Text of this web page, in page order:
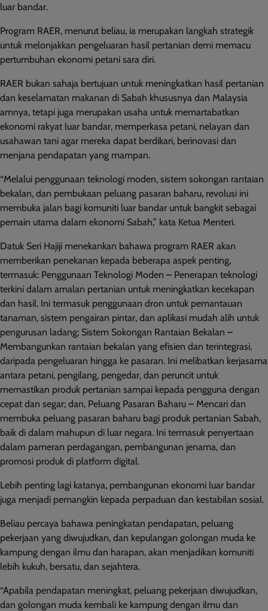
luar bandar.
Program RAER, menurut beliau, ia merupakan langkah strategik
untuk melonjakkan pengeluaran hasil pertanian demi memacu
pertumbuhan ekonomi petani sara diri.
RAER bukan sahaja bertujuan untuk meningkatkan hasil pertanian
dan keselamatan makanan di Sabah khususnya dan Malaysia
amnya, tetapi juga merupakan usaha untuk memartabatkan
ekonomi rakyat luar bandar, memperkasa petani, nelayan dan
usahawan tani agar mereka dapat berdikari, berinovasi dan
menjana pendapatan yang mampan.
“Melalui penggunaan teknologi moden, sistem sokongan rantaian
bekalan, dan pembukaan peluang pasaran baharu, revolusi ini
membuka jalan bagi komuniti luar bandar untuk bangkit sebagai
pemain utama dalam ekonomi Sabah,” kata Ketua Menteri.
Datuk Seri Hajiji menekankan bahawa program RAER akan
memberikan penekanan kepada beberapa aspek penting,
termasuk: Penggunaan Teknologi Moden – Penerapan teknologi
terkini dalam amalan pertanian untuk meningkatkan kecekapan
dan hasil. Ini termasuk penggunaan dron untuk pemantauan
tanaman, sistem pengairan pintar, dan aplikasi mudah alih untuk
pengurusan ladang; Sistem Sokongan Rantaian Bekalan –
Membangunkan rantaian bekalan yang efisien dan terintegrasi,
daripada pengeluaran hingga ke pasaran. Ini melibatkan kerjasama
antara petani, pengilang, pengedar, dan peruncit untuk
memastikan produk pertanian sampai kepada pengguna dengan
cepat dan segar; dan, Peluang Pasaran Baharu – Mencari dan
membuka peluang pasaran baharu bagi produk pertanian Sabah,
baik di dalam mahupun di luar negara. Ini termasuk penyertaan
dalam pameran perdagangan, pembangunan jenama, dan
promosi produk di platform digital.
Lebih penting lagi katanya, pembangunan ekonomi luar bandar
juga menjadi pemangkin kepada perpaduan dan kestabilan sosial.
Beliau percaya bahawa peningkatan pendapatan, peluang
pekerjaan yang diwujudkan, dan kepulangan golongan muda ke
kampung dengan ilmu dan harapan, akan menjadikan komuniti
lebih kukuh, bersatu, dan sejahtera.
“Apabila pendapatan meningkat, peluang pekerjaan diwujudkan,
dan golongan muda kembali ke kampung dengan ilmu dan